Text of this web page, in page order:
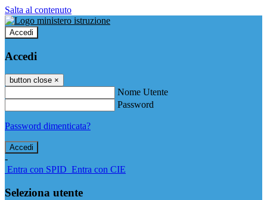
Salta al contenuto
Accedi
Accedi
button close ×
Nome Utente
Password
Password dimenticata?
-
Entra con SPID Entra con CIE
Seleziona utente